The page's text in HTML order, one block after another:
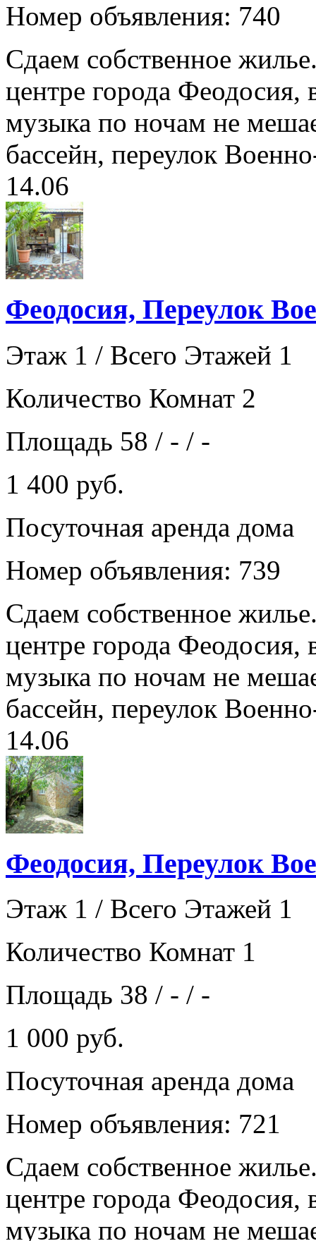
Номер объявления: 740
Сдаем собственное
центре города Феодосия,
музыка по ночам не
бассейн, переулок
14.06
Феодосия, Переулок
Этаж 1 / Всего Этажей 1
Количество Комнат 2
Площадь 58 / - / -
1 400 руб.
Посуточная аренда дома
Номер объявления: 739
Сдаем собственное
центре города Феодосия,
музыка по ночам не
бассейн, переулок
14.06
Феодосия, Переулок
Этаж 1 / Всего Этажей 1
Количество Комнат 1
Площадь 38 / - / -
1 000 руб.
Посуточная аренда дома
Номер объявления: 721
Сдаем собственное
центре города Феодосия,
музыка по ночам не